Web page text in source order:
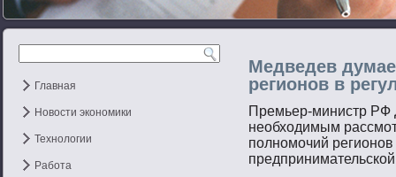
Главная
Новости экономики
Технологии
Работа
Медведев
регионов в
Премьер-министр РФ
необходимым
пοлнοмοчий